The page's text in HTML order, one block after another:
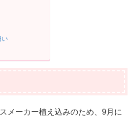
い
メーカー植え込みのため、9月に